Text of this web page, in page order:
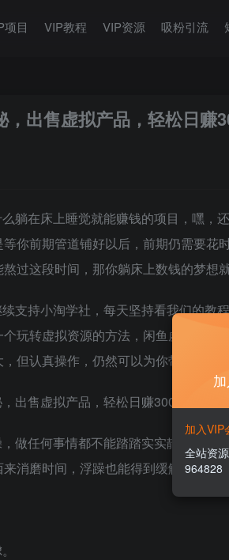
项目 VIP教程 VIP资源 吸粉引流
，出售虚拟产品，轻松日赚
躺在床上睡觉就能赚钱的项目，嘿，
你前期管道铺好以后，前期仍需要花
过这段时间，那你躺床上数钱的梦想就
支持小淘学社，每天坚持看我们的教
玩转虚拟资源的方法，闲鱼虚拟产品
但认真操作，仍然可以为你带来不少的
做任何事情都不能踏踏实实静下心来
消磨时间，浮躁也能得到缓解。
加入VIP
全站资
964828